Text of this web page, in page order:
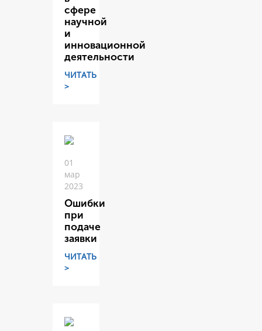
сфере
научной
и
инновационной
деятельности
ЧИТАТЬ
>
01
мар
2023
Ошибки
при
подаче
заявки
ЧИТАТЬ
>